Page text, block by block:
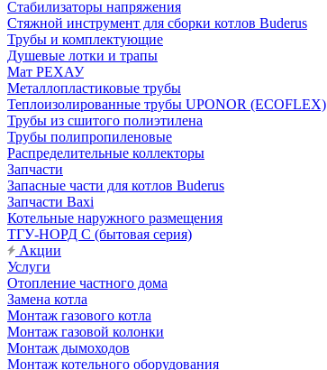
Стабилизаторы напряжения
Стяжной инструмент для сборки котлов Buderus
Трубы и комплектующие
Душевые лотки и трапы
Мат РЕХАУ
Металлопластиковые трубы
Теплоизолированные трубы UPONOR (ECOFLEX)
Трубы из сшитого полиэтилена
Трубы полипропиленовые
Распределительные коллекторы
Запчасти
Запасные части для котлов Buderus
Запчасти Baxi
Котельные наружного размещения
ТГУ-НОРД С (бытовая серия)
Акции
Услуги
Отопление частного дома
Замена котла
Монтаж газового котла
Монтаж газовой колонки
Монтаж дымоходов
Монтаж котельного оборудования